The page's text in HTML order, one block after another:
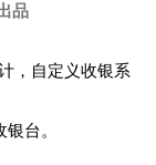
品
，自定义收银系
台。